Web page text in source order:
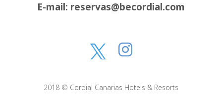
E-mail: reservas@becordial.com
2018 © Cordial Canarias Hotels & Resorts